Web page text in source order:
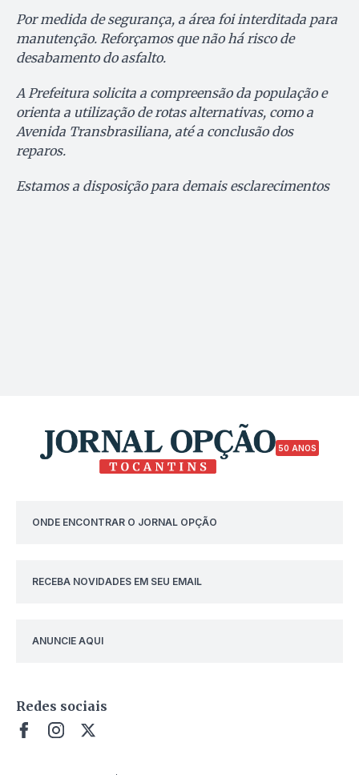
Por medida de segurança, a área foi interditada para
manutenção. Reforçamos que não há risco de
desabamento do asfalto.
A Prefeitura solicita a compreensão da população e
orienta a utilização de rotas alternativas, como a
Avenida Transbrasiliana, até a conclusão dos
reparos.
Estamos a disposição para demais esclarecimentos
50 ANOS
ONDE ENCONTRAR O JORNAL OPÇÃO
RECEBA NOVIDADES EM SEU EMAIL
ANUNCIE AQUI
Redes sociais